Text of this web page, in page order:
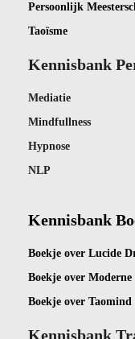
Persoonlijk
Taoïsme
Kennisbank
Mediatie
Mindfullness
Hypnose
NLP
Kennisbank
Boekje over Lucide
Boekje over
Boekje over Taomind
Kennisbank